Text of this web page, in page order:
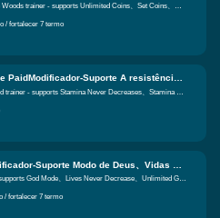
/ fortalecer 7 termo
Bills Must Be PaidModificador-Suporte A resistência nunca diminui、Redução do dreno de fôlego、Dinheiro Ilimitado Funções iguais
Bills Must Be Paid trainer - supports Stamina Never Decreases、Stamina Drain Reduction、Unlimited Money
9 Kings trainer - supports God Mode、Lives Never Decrease、Unlimited Gold
/ fortalecer 7 termo